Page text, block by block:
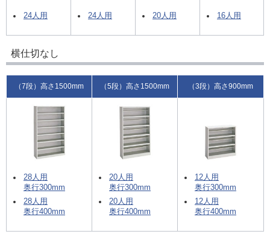
24人用 24人用 20人用 16人用
横仕切なし
（7段）高さ1500mm （5段）高さ1500mm （3段）高さ900mm
28人用
奥行300mm
28人用
奥行400mm
20人用
奥行300mm
20人用
奥行400mm
12人用
奥行300mm
12人用
奥行400mm